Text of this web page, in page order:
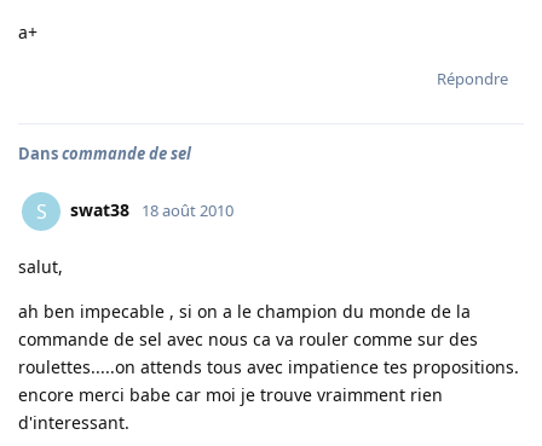
a+
Répondre
Danscommande de sel
S swat38 18 août 2010
salut,
ah ben impecable , si on a le champion du monde de la
commande de sel avec nous ca va rouler comme sur des
roulettes.....on attends tous avec impatience tes propositions.
encore merci babe car moi je trouve vraimment rien
d'interessant.